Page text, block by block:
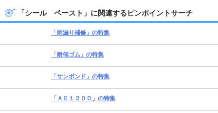
「シール ペースト」に関連するピンポイントサーチ
「雨漏り補修」の特集
「耐候ゴム」の特集
「サンボンド」の特集
「ＡＥ１２００」の特集